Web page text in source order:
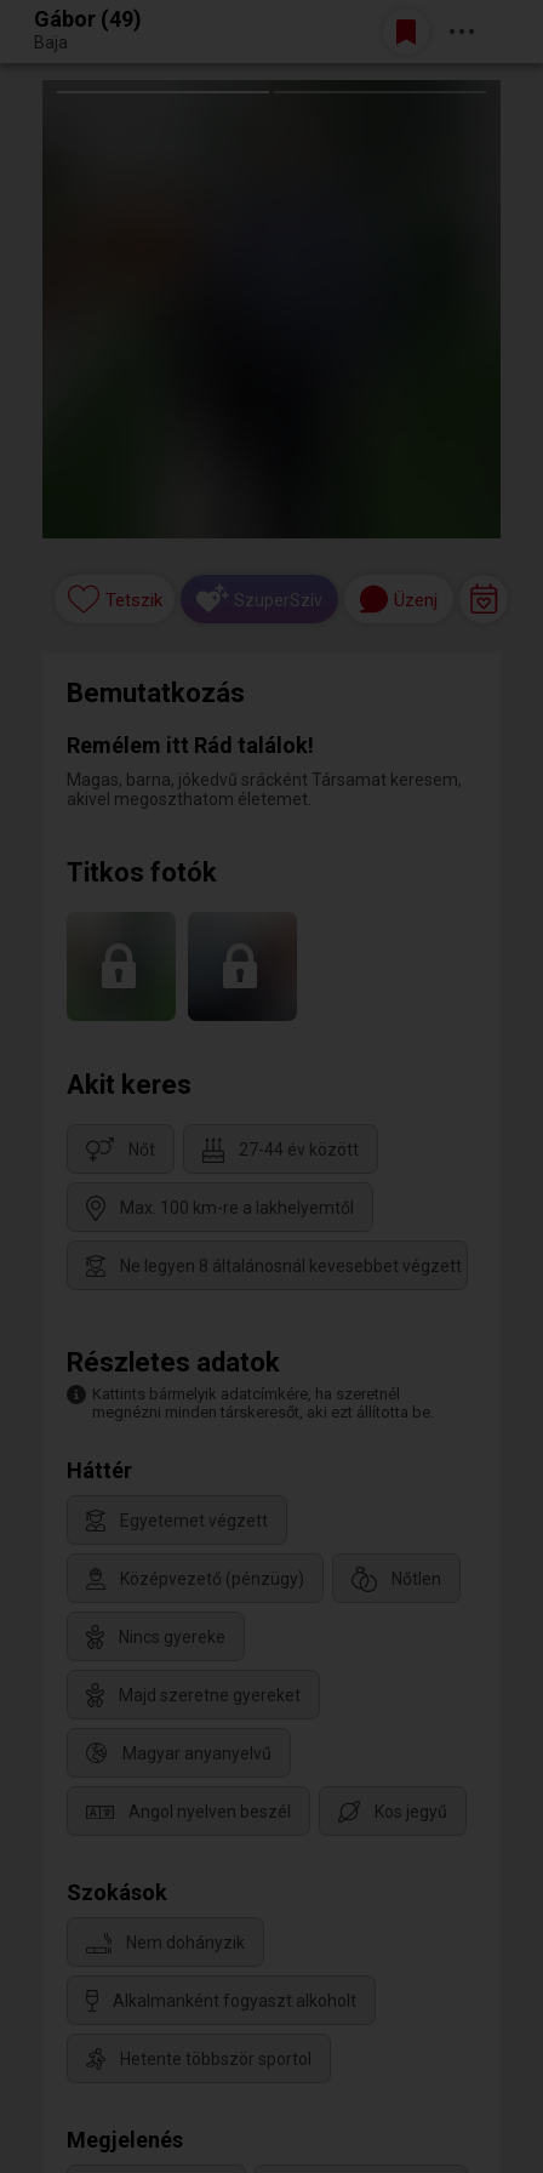
Egy jó randiból bármi lehet.
Belépés
Gábor (49)
Baja
Tetszik SzuperSzív Üzenj
Bemutatkozás
Remélem itt Rád találok!
Magas, barna, jókedvű srácként Társamat keresem,
akivel megoszthatom életemet.
Titkos fotók
Akit keres
Nőt 27-44 év között
Max. 100 km-re a lakhelyemtől
Ne legyen 8 általánosnál kevesebbet végzett
Részletes adatok
Kattints bármelyik adatcímkére, ha szeretnél
megnézni minden társkeresőt, aki ezt állította be.
Háttér
Egyetemet végzett
Középvezető (pénzügy) Nőtlen
Nincs gyereke
Majd szeretne gyereket
Magyar anyanyelvű
Angol nyelven beszél Kos jegyű
Szokások
Nem dohányzik
Alkalmanként fogyaszt alkoholt
Hetente többször sportol
Megjelenés